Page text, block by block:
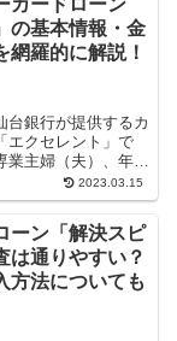
の基本情報・金
網羅的に解説！
台銀行が提供するカ
エクセレント」で
業主婦（夫）、年金
2023.03.15
ーン「解決スピ
は通りやすい？
方法についても